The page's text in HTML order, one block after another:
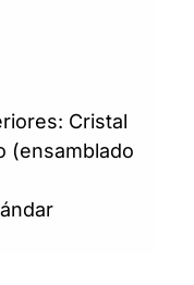
Cristal
(ensamblado